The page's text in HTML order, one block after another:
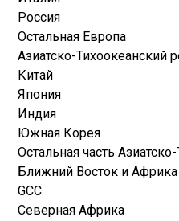
Россия
Остальная Европа
Азиатско-Тихоокеанский
Китай
Япония
Индия
Южная Корея
Остальная часть
Ближний Восток и Африка
GCC
Северная Африка